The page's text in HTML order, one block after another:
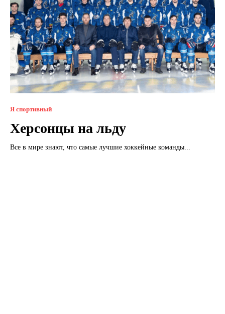
Я спортивный
Херсонцы на льду
Все в мире знают, что самые лучшие хоккейные команды...